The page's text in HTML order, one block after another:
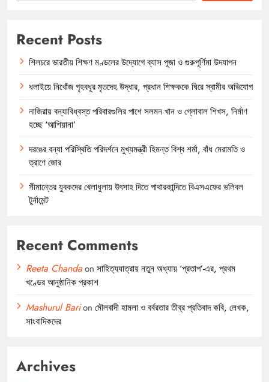
Recent Posts
শিলচরে ভারতীয় শিক্ষণ মণ্ডলের উদ্যোগে ব্যাস পূজা ও গুরুপূর্ণিমা উদযাপন
ধলাইয়ে নিখোঁজ গৃহবধূর মৃতদেহ উদ্ধার, প্রধান শিক্ষককে ঘিরে স্বামীর অভিযোগ
নাজিরায় বন্যাবিধ্বস্ত পরিবারগুলির পাশে সলমন খান ও গ্লোবাল শিখস, নির্মাণ
হচ্ছে ‘আশিয়ানা’
দরঙের বন্যা পরিস্থিতি পরিদর্শনে মুখ্যমন্ত্রী হিমন্ত বিশ্ব শর্মা, বাঁধ মেরামতি ও
ত্রাণে জোর
সীমান্তের যুবকদের খেলাধুলায় উৎসাহ দিতে পাথারকান্দিতে বিএসএফের ভলিবল
টুর্নামেন্ট
Recent Comments
Reeta Chandaon সাহিত্যযাত্রায় নতুন অধ্যায় ‘প্রতাপ’-এর, প্রথম
খণ্ডের আনুষ্ঠানিক প্রকাশ
Mashurul Barion মৌলবাদী হামলা ও বর্বরতার তীব্র প্রতিবাদ কবি, লেখক,
সাংবাদিকদের
Archives